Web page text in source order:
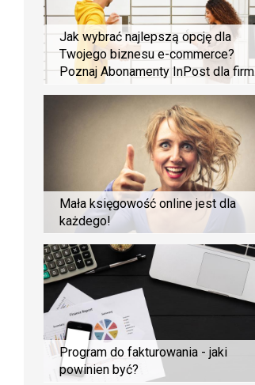
Jak wybrać najlepszą opcję dla
Twojego biznesu e-commerce?
Poznaj Abonamenty InPost dla firm
Mała księgowość online jest dla
każdego!
Program do fakturowania - jaki
powinien być?